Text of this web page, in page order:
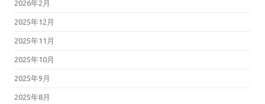
2026年2月
2025年12月
2025年11月
2025年10月
2025年9月
2025年8月